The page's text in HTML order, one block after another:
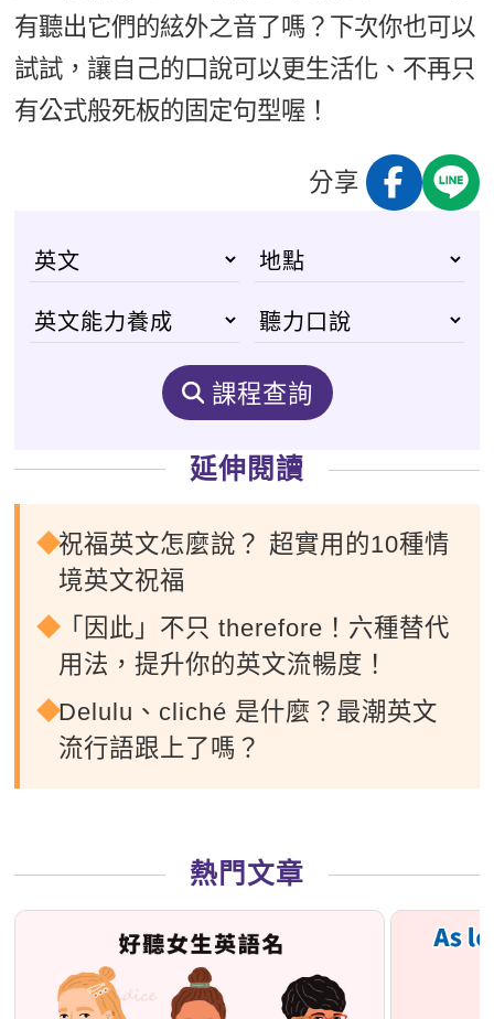
有聽出它們的絃外之音了嗎？下次你也可以
試試，讓自己的口說可以更生活化、不再只
有公式般死板的固定句型喔！
分享
課程查詢
延伸閱讀
祝福英文怎麼說？ 超實用的10種情
境英文祝福
「因此」不只 therefore！六種替代
用法，提升你的英文流暢度！
Delulu、cliché 是什麼？最潮英文
流行語跟上了嗎？
熱門文章